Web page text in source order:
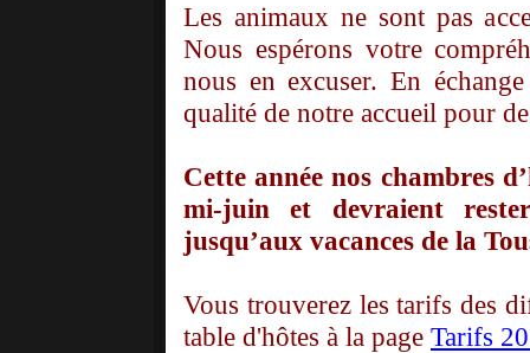
Les animaux ne sont pas
Nous espérons votre
nous en excuser. En
qualité de notre accueil pour
Cette année nos chambres
mi-juin et devraient
jusqu’aux vacances de la
Vous trouverez les tarifs des
table d'hôtes à la page Tarifs